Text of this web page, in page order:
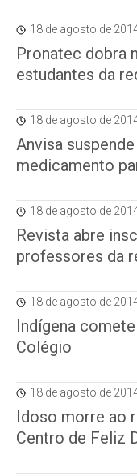
18 de agosto de
Pronatec dobra
estudantes da
18 de agosto de
Anvisa
medicamento
18 de agosto de
Revista abre
professores da
18 de agosto de
Indígena
Colégio
18 de agosto de
Idoso morre ao
Centro de Feliz